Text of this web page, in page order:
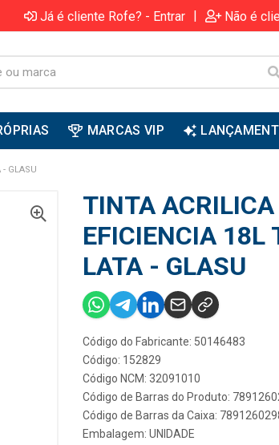
Já é cliente Rofe? - Entrar | Não é
MARCAS VIP
- GLASU
TINTA
EFICIENCIA 18L
LATA - GLASU
Código do Fabricante: 50146483
Código: 152829
Código NCM: 32091010
Código de Barras do Produto:
Código de Barras da Caixa:
Embalagem: UNIDADE